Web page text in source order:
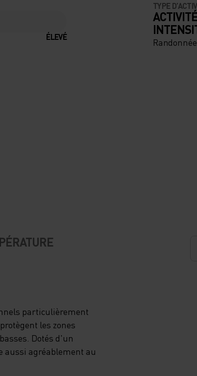
ÉLEVÉ
TYPE
Randonnée
particulièrement
les zones
Dotés d'un
aussi agréablement au